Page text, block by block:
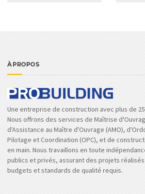
À PROPOS
Une entreprise de construction avec plus de
Nous offrons des services de Maîtrise
d'Assistance au Maître d'Ouvrage (AMO),
Pilotage et Coordination (OPC), et de
en main. Nous travaillons en toute
publics et privés, assurant des projets
budgets et standards de qualité requis.